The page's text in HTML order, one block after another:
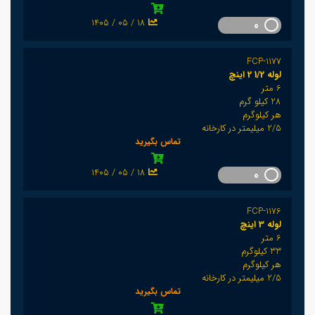
1405 / 05 / 18
FCP-1177
لوله 1/2 2 اینچ
6 متر
28 کیلو گرم
هر کیلوگرم
2/5 میلیمتر در کارخانه
تماس بگیرید
1405 / 05 / 18
FCP-1176
لوله 3 اینچ
6 متر
33 کیلوگرم
هر کیلوگرم
2/5 میلیمتر در کارخانه
تماس بگیرید